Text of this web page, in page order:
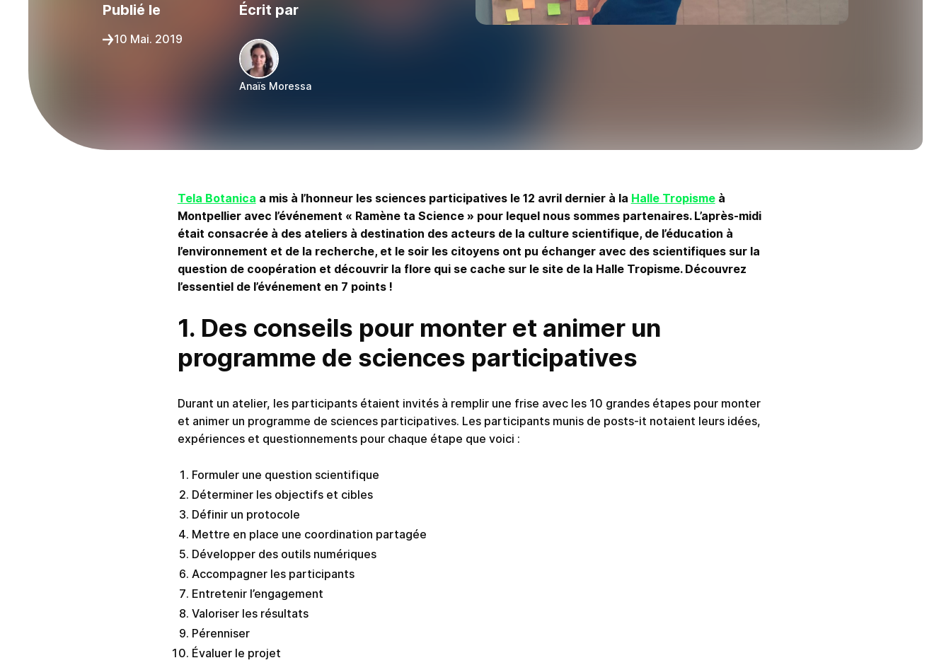
Publié le
10 Mai. 2019
Écrit par
Anaïs Moressa
Tela Botanica a mis à l’honneur les sciences participatives le 12 avril dernier à la Halle Tropismeà
Montpellier avec l’événement « Ramène ta Science » pour lequel nous sommes partenaires. L’après-midi
était consacrée à des ateliers à destination des acteurs de la culture scientifique, de l’éducation à
l’environnement et de la recherche, et le soir les citoyens ont pu échanger avec des scientifiques sur la
question de coopération et découvrir la flore qui se cache sur le site de la Halle Tropisme. Découvrez
l’essentiel de l’événement en 7 points !
1. Des conseils pour monter et animer un
programme de sciences participatives
Durant un atelier, les participants étaient invités à remplir une frise avec les 10 grandes étapes pour monter
et animer un programme de sciences participatives. Les participants munis de posts-it notaient leurs idées,
expériences et questionnements pour chaque étape que voici :
Formuler une question scientifique
Déterminer les objectifs et cibles
Définir un protocole
Mettre en place une coordination partagée
Développer des outils numériques
Accompagner les participants
Entretenir l’engagement
Valoriser les résultats
Pérenniser
Évaluer le projet